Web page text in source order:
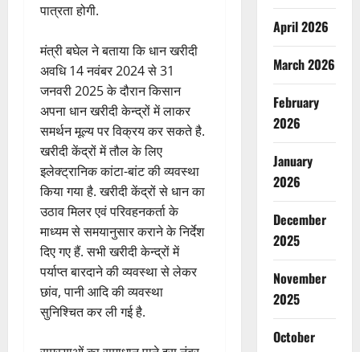
पात्रता होगी.
मंत्री बघेल ने बताया कि धान खरीदी
अवधि 14 नवंबर 2024 से 31
जनवरी 2025 के दौरान किसान
अपना धान खरीदी केन्द्रों में लाकर
समर्थन मूल्य पर विक्रय कर सकते है.
खरीदी केंद्रों में तौल के लिए
इलेक्ट्रानिक कांटा-बांट की व्यवस्था
किया गया है. खरीदी केंद्रों से धान का
उठाव मिलर एवं परिवहनकर्ता के
माध्यम से समयानुसार कराने के निर्देश
दिए गए हैं. सभी खरीदी केन्द्रों में
पर्याप्त बारदाने की व्यवस्था से लेकर
छांव, पानी आदि की व्यवस्था
सुनिश्चित कर ली गई है.
April 2026
March 2026
February
2026
January
2026
December
2025
November
2025
October